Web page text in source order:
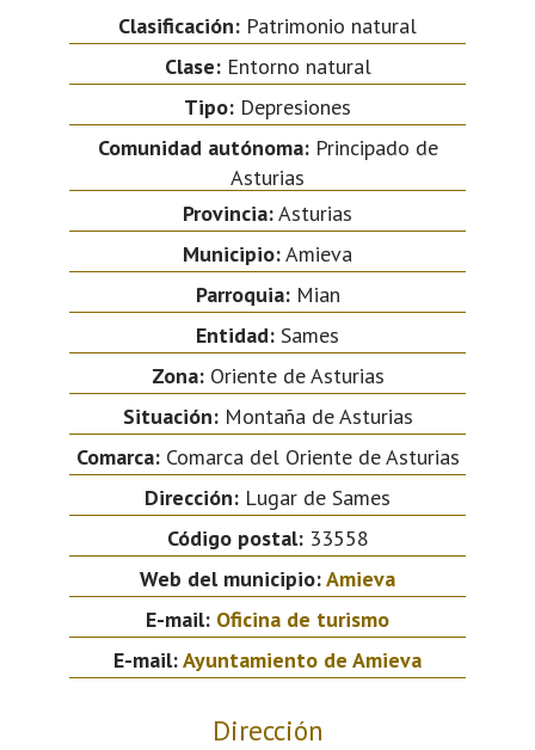
Clasificación: Patrimonio natural
Clase:Entorno natural
Tipo: Depresiones
Comunidad autónoma:Principado de
Asturias
Provincia:Asturias
Municipio:Amieva
Parroquia:Mian
Entidad: Sames
Zona:Oriente de Asturias
Situación:Montaña de Asturias
Comarca:Comarca del Oriente de Asturias
Dirección: Lugar de Sames
Código postal:33558
Web del municipio:Amieva
E-mail: Oficina de turismo
E-mail:Ayuntamiento de Amieva
Dirección